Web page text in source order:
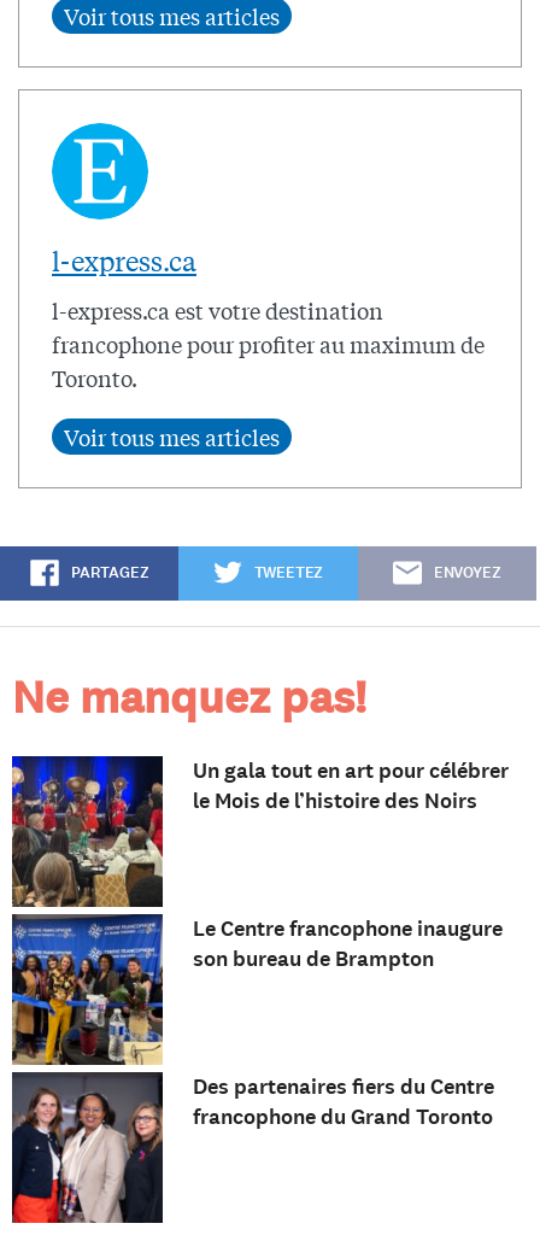
l-express.ca
l-express.ca est votre destination
francophone pour profiter au maximum de
Toronto.
PARTAGEZ TWEETEZ ENVOYEZ
Ne manquez pas!
Un gala tout en art pour célébrer
le Mois de l’histoire des Noirs
Le Centre francophone inaugure
son bureau de Brampton
Des partenaires fiers du Centre
francophone du Grand Toronto